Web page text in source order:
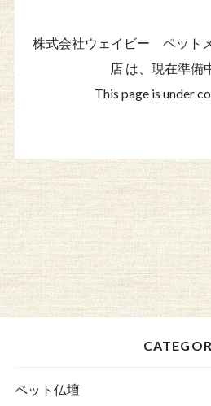
株式会社ウェイビー ペット
店 は、現在準備
This page is under
ペット仏壇